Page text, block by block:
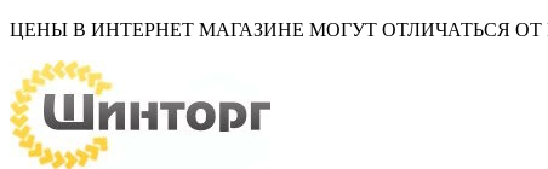
ЦЕНЫ В ИНТЕРНЕТ МАГАЗИНЕ МОГУТ ОТЛИЧАТЬСЯ